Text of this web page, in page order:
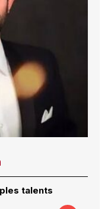
talents